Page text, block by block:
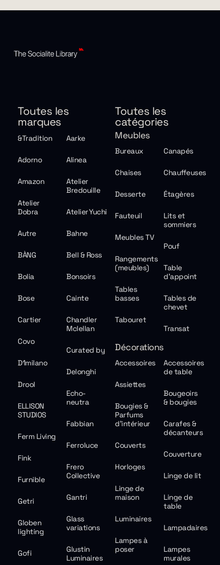
Toutes les
marques
&Tradition Aarke
Adorno Alinea
Amazon
Atelier
Bredouille
Atelier
Dobra
Atelier Yuchi
Autre Bahne
BÀNG Bell & Ross
Bolia Bonsoirs
Bose Cainte
Cartier
Chandler
Mclellan
Covo
Curated by
D1milano
Delonghi
Drool
Echo-
neutra
ELLISON
STUDIOS
Fabbian
Ferm Living
Ferroluce
Fink
Frero
Collective
Furnible
Gantri
Getri
Glass
variations
Globen
lighting
Glustin
Luminaires
Gofi
Toutes les
catégories
Meubles
Bureaux Canapés
Chaises Chauffeuses
Desserte Étagères
Fauteuil
Lits et
sommiers
Meubles TV
Pouf
Rangements
(meubles)
Table
d'appoint
Tables
basses
Tables de
chevet
Tabouret
Transat
Décorations
Accessoires
Accessoires
de table
Assiettes
Bougeoirs
& bougies
Bougies &
Parfums
d'intérieur
Carafes &
décanteurs
Couverts
Couverture
Horloges
Linge de lit
Linge de
maison
Linge de
table
Luminaires
Lampadaires
Lampes à
poser
Lampes
murales